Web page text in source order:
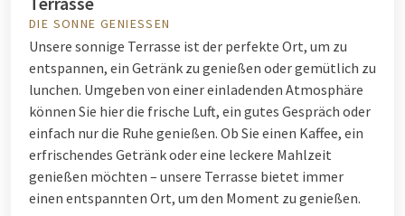
DIE SONNE GENIESSEN
Unsere sonnige Terrasse ist der perfekte Ort, um zu
entspannen, ein Getränk zu genießen oder gemütlich zu
lunchen. Umgeben von einer einladenden Atmosphäre
können Sie hier die frische Luft, ein gutes Gespräch oder
einfach nur die Ruhe genießen. Ob Sie einen Kaffee, ein
erfrischendes Getränk oder eine leckere Mahlzeit
genießen möchten – unsere Terrasse bietet immer
einen entspannten Ort, um den Moment zu genießen.